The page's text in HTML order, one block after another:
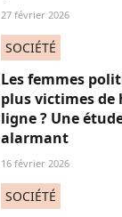
27 février 2026
SOCIÉTÉ
Les femmes
plus victimes de
ligne ? Une
alarmant
16 février 2026
SOCIÉTÉ